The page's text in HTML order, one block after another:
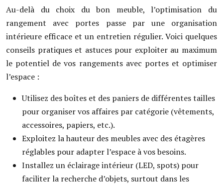
Au-delà du choix du bon meuble, l’optimisation du
rangement avec portes passe par une organisation
intérieure efficace et un entretien régulier. Voici quelques
conseils pratiques et astuces pour exploiter au maximum
le potentiel de vos rangements avec portes et optimiser
l’espace :
Utilisez des boîtes et des paniers de différentes tailles
pour organiser vos affaires par catégorie (vêtements,
accessoires, papiers, etc.).
Exploitez la hauteur des meubles avec des étagères
réglables pour adapter l’espace à vos besoins.
Installez un éclairage intérieur (LED, spots) pour
faciliter la recherche d’objets, surtout dans les